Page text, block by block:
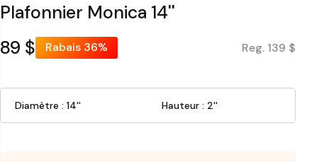
Plafonnier Monica 14''
89 $
Rabais36% Reg. 139 $
Diamètre : 14'' Hauteur : 2''